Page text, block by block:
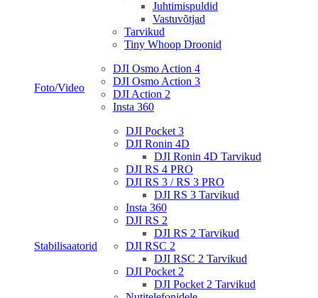
Juhtimispuldid
Vastuvõtjad
Tarvikud
Tiny Whoop Droonid
Foto/Video
DJI Osmo Action 4
DJI Osmo Action 3
DJI Action 2
Insta 360
Stabilisaatorid
DJI Pocket 3
DJI Ronin 4D
DJI Ronin 4D Tarvikud
DJI RS 4 PRO
DJI RS 3 / RS 3 PRO
DJI RS 3 Tarvikud
Insta 360
DJI RS 2
DJI RS 2 Tarvikud
DJI RSC 2
DJI RSC 2 Tarvikud
DJI Pocket 2
DJI Pocket 2 Tarvikud